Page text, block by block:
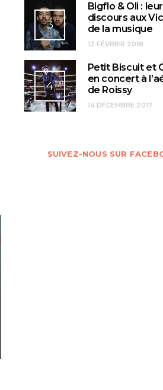
3
Bigflo & Oli : leur
discours aux
de la musique
12 FÉVRIER 2018
4
Petit Biscuit et
en concert à
de Roissy
14 DÉCEMBRE 2017
SUIVEZ-NOUS SUR